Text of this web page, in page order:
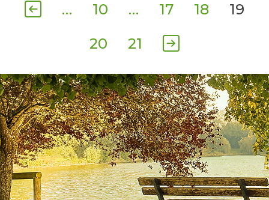
… 10 … 17 18
19
20
21